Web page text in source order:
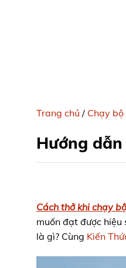
Trang chủ / Chạy bộ
Hướng
Cách thở khi chạy bộ
muốn đạt được
là gì? Cùng Kiến